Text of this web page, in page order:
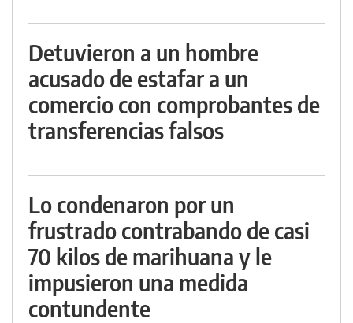
Detuvieron a un hombre
acusado de estafar a un
comercio con comprobantes de
transferencias falsos
Lo condenaron por un
frustrado contrabando de casi
70 kilos de marihuana y le
impusieron una medida
contundente